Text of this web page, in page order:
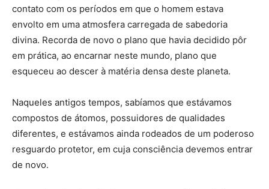
contato com os períodos em que o homem estava
envolto em uma atmosfera carregada de sabedoria
divina. Recorda de novo o plano que havia decidido pôr
em prática, ao encarnar neste mundo, plano que
esqueceu ao descer à matéria densa deste planeta.
Naqueles antigos tempos, sabíamos que estávamos
compostos de átomos, possuidores de qualidades
diferentes, e estávamos ainda rodeados de um poderoso
resguardo protetor, em cuja consciência devemos entrar
de novo.